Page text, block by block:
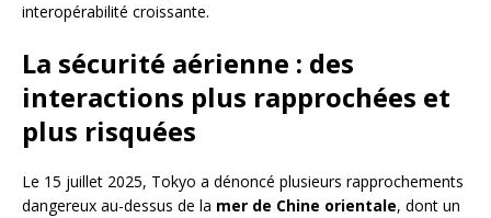
interopérabilité croissante.
La sécurité aérienne : des
interactions plus rapprochées et
plus risquées
Le 15 juillet 2025, Tokyo a dénoncé plusieurs rapprochements
dangereux au-dessus de la mer de Chine orientale, dont un